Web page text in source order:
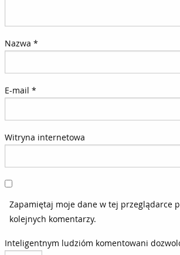
Nazwa *
E-mail *
Witryna internetowa
Zapamiętaj moje dane w tej przeglądarce
kolejnych komentarzy.
Inteligentnym ludzióm komentowani